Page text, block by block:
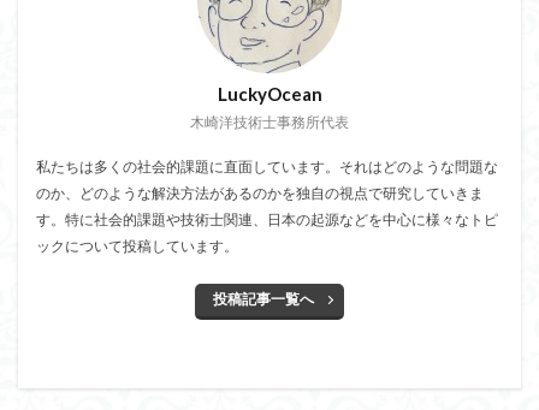
LuckyOcean
木崎洋技術士事務所代表
私たちは多くの社会的課題に直面しています。それはどのような問題な
のか、どのような解決方法があるのかを独自の視点で研究していきま
す。特に社会的課題や技術士関連、日本の起源などを中心に様々なトピ
ックについて投稿しています。
投稿記事一覧へ